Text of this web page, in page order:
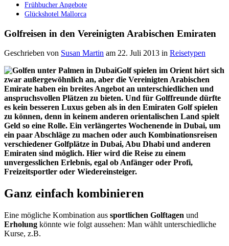
Frühbucher Angebote
Glückshotel Mallorca
Golfreisen in den Vereinigten Arabischen Emiraten
Geschrieben von Susan Martin am 22. Juli 2013 in Reisetypen
Golf spielen im Orient hört sich
zwar außergewöhnlich an, aber die Vereinigten Arabischen
Emirate haben ein breites Angebot an unterschiedlichen und
anspruchsvollen Plätzen zu bieten. Und für Golffreunde dürfte
es kein besseren Luxus geben als in den Emiraten Golf spielen
zu können, denn in keinem anderen orientalischen Land spielt
Geld so eine Rolle. Ein verlängertes Wochenende in Dubai, um
ein paar Abschläge zu machen oder auch Kombinationsreisen
verschiedener Golfplätze in Dubai, Abu Dhabi und anderen
Emiraten sind möglich. Hier wird die Reise zu einem
unvergesslichen Erlebnis, egal ob Anfänger oder Profi,
Freizeitsportler oder Wiedereinsteiger.
Ganz einfach kombinieren
Eine mögliche Kombination aus sportlichen Golftagen und
Erholung könnte wie folgt aussehen: Man wählt unterschiedliche
Kurse, z.B.